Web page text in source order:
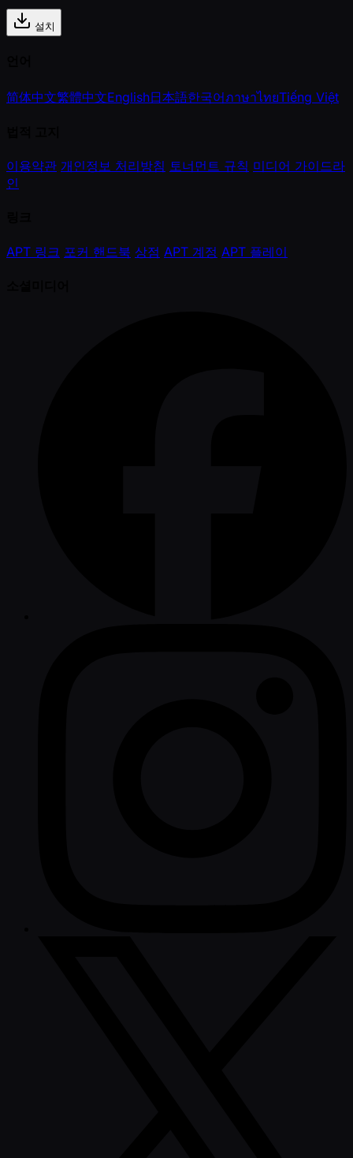
설치
简体中文繁體中文English日本語한국어ภาษาไทยTiếng Việt
이용약관 개인정보 처리방침 토너먼트 규칙 미디어 가이드라
인
APT 링크 포커 핸드북 상점 APT 계정 APT 플레이